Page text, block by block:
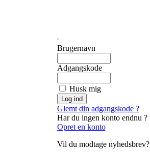
Brugernavn
Adgangskode
Husk mig
Glemt din adgangskode ?
Har du ingen konto endnu ?
Opret en konto
Vil du modtage nyhedsbrev?